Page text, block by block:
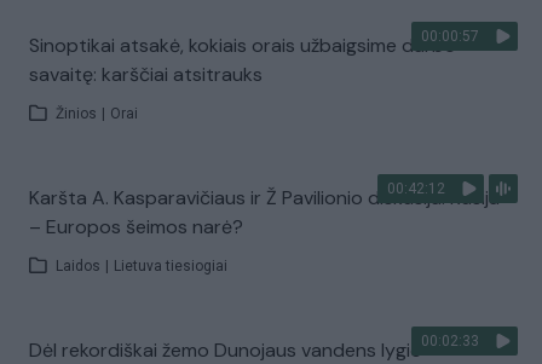
00:00:57
Sinoptikai atsakė, kokiais orais užbaigsime darbo
savaitę: karščiai atsitrauks
Žinios Orai
00:42:12
Karšta A. Kasparavičiaus ir Ž Pavilionio diskusija: Rusija
– Europos šeimos narė?
Laidos Lietuva tiesiogiai
00:02:33
Dėl rekordiškai žemo Dunojaus vandens lygio –